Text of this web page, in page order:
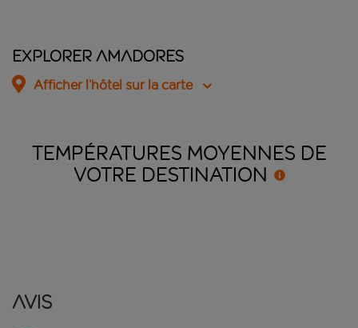
Explorer Amadores
Afficher l’hôtel sur la carte
TEMPÉRATURES MOYENNES DE
VOTRE DESTINATION
Avis